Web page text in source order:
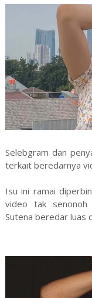
Selebgram dan
terkait beredarnya
Isu ini ramai
video tak senonoh
Sutena beredar luas